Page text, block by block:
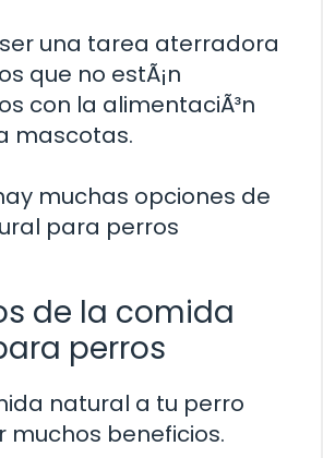
una tarea aterradora
que no estÃ¡n
con la alimentaciÃ³n
mascotas.
muchas opciones de
para perros
de la comida
perros
natural a tu perro
muchos beneficios.